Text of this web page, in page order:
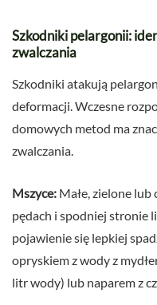
Szkodniki pelargonii:
zwalczania
Szkodniki atakują
deformacji. Wczesne
domowych metod ma
zwalczania.
Mszyce: Małe, zielone lub
pędach i spodniej stronie
pojawienie się lepkiej
opryskiem z wody z
litr wody) lub naparem z